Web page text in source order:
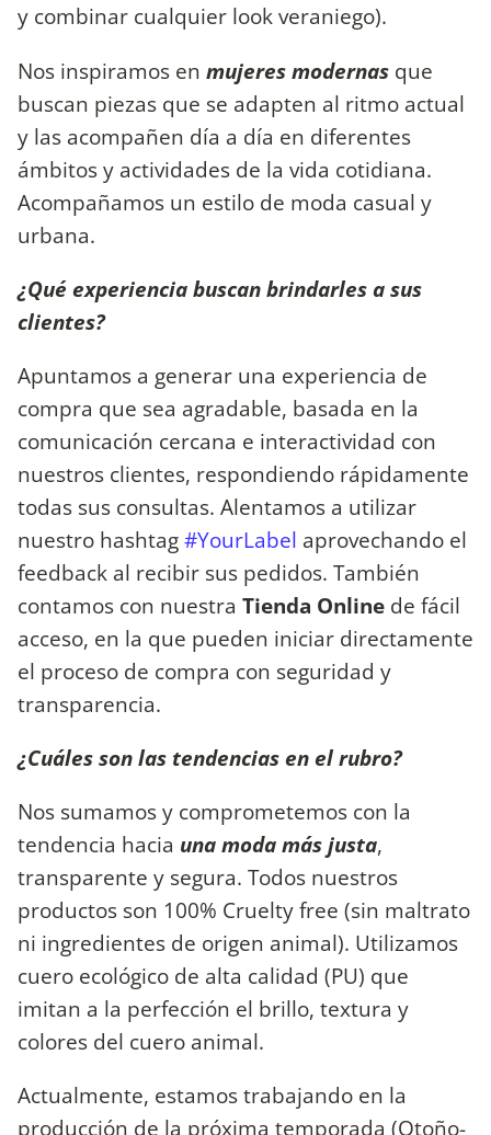
y combinar cualquier look veraniego).
Nos inspiramos en mujeres modernas que
buscan piezas que se adapten al ritmo actual
y las acompañen día a día en diferentes
ámbitos y actividades de la vida cotidiana.
Acompañamos un estilo de moda casual y
urbana.
¿Qué experiencia buscan brindarles a sus
clientes?
Apuntamos a generar una experiencia de
compra que sea agradable, basada en la
comunicación cercana e interactividad con
nuestros clientes, respondiendo rápidamente
todas sus consultas. Alentamos a utilizar
nuestro hashtag#YourLabel aprovechando el
feedback al recibir sus pedidos. También
contamos con nuestra Tienda Online de fácil
acceso, en la que pueden iniciar directamente
el proceso de compra con seguridad y
transparencia.
¿Cuáles son las tendencias en el rubro?
Nos sumamos y comprometemos con la
tendencia hacia una moda más justa,
transparente y segura. Todos nuestros
productos son 100% Cruelty free (sin maltrato
ni ingredientes de origen animal). Utilizamos
cuero ecológico de alta calidad (PU) que
imitan a la perfección el brillo, textura y
colores del cuero animal.
Actualmente, estamos trabajando en la
producción de la próxima temporada (Otoño-